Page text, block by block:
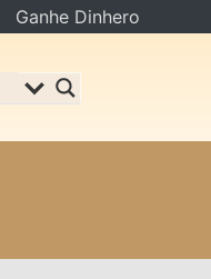
Ganhe Dinhero